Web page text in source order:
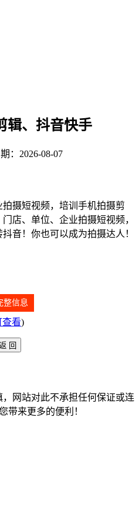
辑、抖音快手
：2026-08-07
摄短视频，培训手机拍摄剪
店、单位、企业拍摄短视频，
音！你也可以成为拍摄达人！
整信息
查看)
网站对此不承担任何保证或连
带来更多的便利！